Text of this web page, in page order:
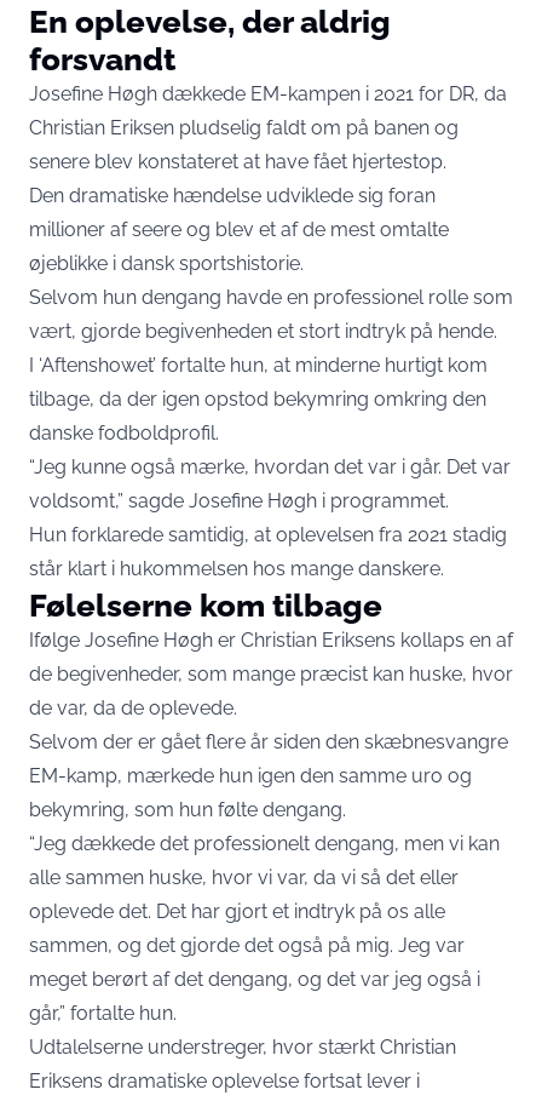
En oplevelse, der aldrig
forsvandt
Josefine Høgh dækkede EM-kampen i 2021 for DR, da
Christian Eriksen pludselig faldt om på banen og
senere blev konstateret at have fået hjertestop.
Den dramatiske hændelse udviklede sig foran
millioner af seere og blev et af de mest omtalte
øjeblikke i dansk sportshistorie.
Selvom hun dengang havde en professionel rolle som
vært, gjorde begivenheden et stort indtryk på hende.
I ‘Aftenshowet’ fortalte hun, at minderne hurtigt kom
tilbage, da der igen opstod bekymring omkring den
danske fodboldprofil.
“Jeg kunne også mærke, hvordan det var i går. Det var
voldsomt,” sagde Josefine Høgh i programmet.
Hun forklarede samtidig, at oplevelsen fra 2021 stadig
står klart i hukommelsen hos mange danskere.
Følelserne kom tilbage
Ifølge Josefine Høgh er Christian Eriksens kollaps en af
de begivenheder, som mange præcist kan huske, hvor
de var, da de oplevede.
Selvom der er gået flere år siden den skæbnesvangre
EM-kamp, mærkede hun igen den samme uro og
bekymring, som hun følte dengang.
“Jeg dækkede det professionelt dengang, men vi kan
alle sammen huske, hvor vi var, da vi så det eller
oplevede det. Det har gjort et indtryk på os alle
sammen, og det gjorde det også på mig. Jeg var
meget berørt af det dengang, og det var jeg også i
går,” fortalte hun.
Udtalelserne understreger, hvor stærkt Christian
Eriksens dramatiske oplevelse fortsat lever i